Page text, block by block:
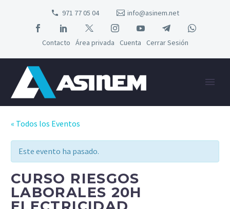
971 77 05 04 info@asinem.net
Contacto Área privada Cuenta Cerrar Sesión
« Todos los Eventos
Este evento ha pasado.
CURSO RIESGOS
LABORALES 20H